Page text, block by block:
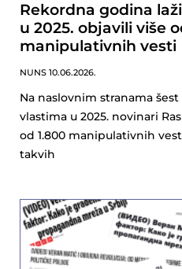
Rekordna godina
u 2025. objavili više
manipulativnih vesti
NUNS 10.06.2026.
Na naslovnim stranama
vlastima u 2025. novinari
od 1.800 manipulativnih
takvih